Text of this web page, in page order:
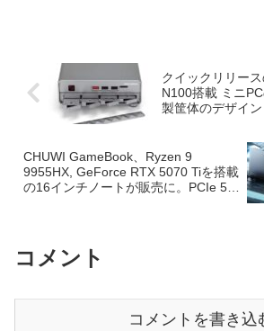
53 TOPS、CPU
クイックリリース
N100搭載 ミニ
製筐体のデザイ
CHUWI GameBook、Ryzen 9
9955HX, GeForce RTX 5070 Tiを搭載
の16インチノートが販売に。PCIe 5.0
コメント
コメントを書き込